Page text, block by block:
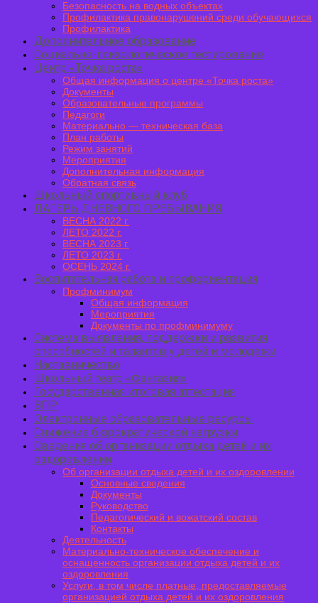
Безопасность на водных объектах
Профилактика правонарушений среди обучающихся
Профилактика
Дополнительное образование
Социально-психологическое тестирование
Центр «Точка роста»
Общая информация о центре «Точка роста»
Документы
Образовательные программы
Педагоги
Материально — техническая база
План работы
Режим занятий
Мероприятия
Дополнительная информация
Обратная связь
Школьный спортивный клуб
ЛАГЕРЬ ДНЕВНОГО ПРЕБЫВАНИЯ
ВЕСНА 2022 г.
ЛЕТО 2022 г.
ВЕСНА 2023 г.
ЛЕТО 2023 г.
ОСЕНЬ 2024 г.
Воспитательная работа и профориентация
Профминимум
Общая информация
Мероприятия
Документы по профминимуму
Система выявления, поддержки и развития
способностей и талантов у детей и молодежи
Наставничество
Школьный театр «Фантазия»
Государственная итоговая аттестация
ВПР
Электронные образовательные ресурсы
Снижение бюрократической нагрузки
Сведения об организации отдыха детей и их
оздоровлении
Об организации отдыха детей и их оздоровлении
Основные сведения
Документы
Руководство
Педагогический и вожатский состав
Контакты
Деятельность
Материально-техническое обеспечение и
оснащенность организации отдыха детей и их
оздоровления
Услуги, в том числе платные, предоставляемые
организацией отдыха детей и их оздоровления